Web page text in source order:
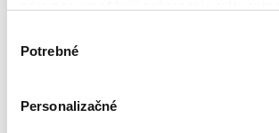
nám pomohlo, keby sme mohli používať
súhlasu
Potrebné
Personalizačné
Najvyššia zľava